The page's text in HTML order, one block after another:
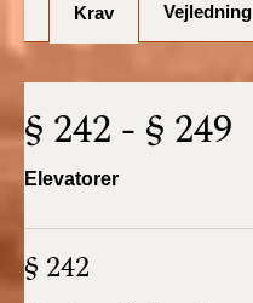
BR18 (1/1-30/6
2025)
BR18 (1/7- 31/12
2024)
BR18 (1/1- 31/12
Krav Vejledning
§ 242 - § 249
Elevatorer
§ 242